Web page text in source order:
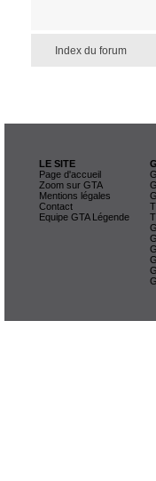
Index du forum
LE SITE
Page d'accueil
Zoom sur GTA
Mentions légales
Contact
Equipe GTA Légende